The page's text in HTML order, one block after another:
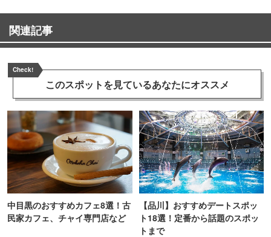
関連記事
Check!
このスポットを見ているあなたにオススメ
中目黒のおすすめカフェ8選！古
民家カフェ、チャイ専門店など
【品川】おすすめデートスポッ
ト18選！定番から話題のスポッ
トまで